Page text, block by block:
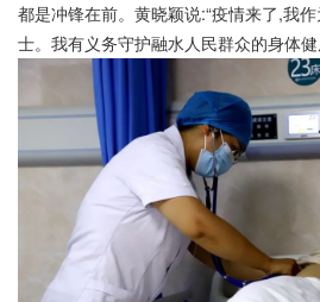
都是冲锋在前。黄晓颖说:“疫情来了,我
士。我有义务守护融水人民群众的身体